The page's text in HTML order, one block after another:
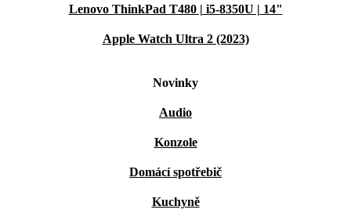
Lenovo ThinkPad T480 | i5-8350U | 14"
Apple Watch Ultra 2 (2023)
Novinky
Audio
Konzole
Domácí spotřebič
Kuchyně